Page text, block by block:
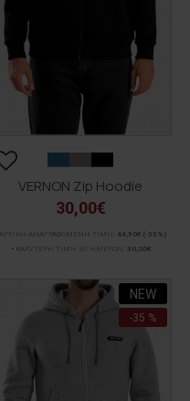
VERNON Zip Hoodie
30,00€
ΑΡΧΙΚΗ ΑΝΑΓΡΑΦΟΜΕΝΗ ΤΙΜΗ: 44,90€ (-33%)
ΚΑΛΥΤΕΡΗ ΤΙΜΗ 30 ΗΜΕΡΩΝ:
30,00€
NEW
-35 %